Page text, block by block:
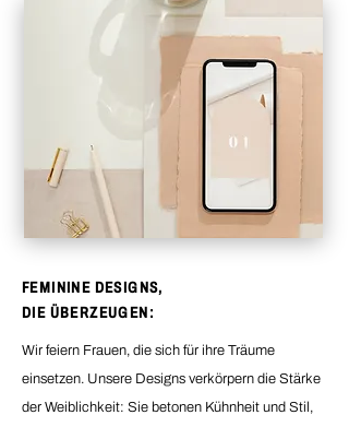
FEMININE DESIGNS,
DIE ÜBERZEUGEN:
Wir feiern Frauen, die sich für ihre Träume
einsetzen. Unsere Designs verkörpern die Stärke
der Weiblichkeit: Sie betonen Kühnheit und Stil,